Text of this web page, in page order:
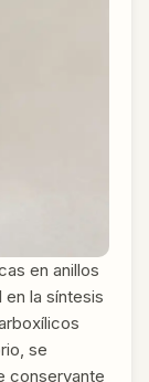
en anillos
la síntesis
se
conservante